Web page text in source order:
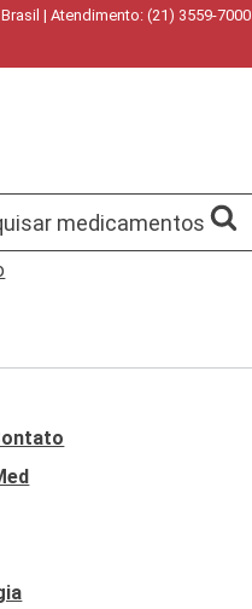
| Atendimento: (21) 3559-7000
medicamentos